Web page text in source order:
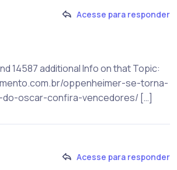
Acesse para responder
14587 additional Info on that Topic:
oppenheimer-se-torna-
oscar-confira-vencedores/ […]
Acesse para responder